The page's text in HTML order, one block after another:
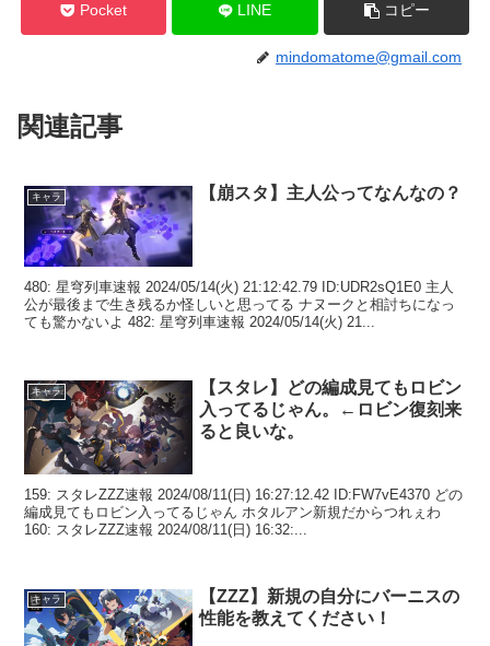
Pocket LINE コピー
mindomatome@gmail.com
関連記事
キャラ 【崩スタ】主人公ってなんなの？
480: 星穹列車速報 2024/05/14(火) 21:12:42.79 ID:UDR2sQ1E0 主人
公が最後まで生き残るか怪しいと思ってる ナヌークと相討ちになっ
ても驚かないよ 482: 星穹列車速報 2024/05/14(火) 21...
キャラ
【スタレ】どの編成見てもロビン
入ってるじゃん。←ロビン復刻来
ると良いな。
159: スタレZZZ速報 2024/08/11(日) 16:27:12.42 ID:FW7vE4370 どの
編成見てもロビン入ってるじゃん ホタルアン新規だからつれぇわ
160: スタレZZZ速報 2024/08/11(日) 16:32:...
キャラ
【ZZZ】新規の自分にバーニスの
性能を教えてください！